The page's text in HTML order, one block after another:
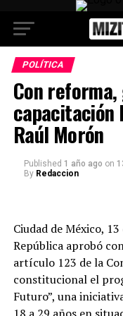
POLÍTICA
Con
capacitación
Raúl Morón
Published 1 año ago on
By Redaccion
Ciudad de México,
República aprobó
artículo 123 de la
constitucional el
Futuro”, una